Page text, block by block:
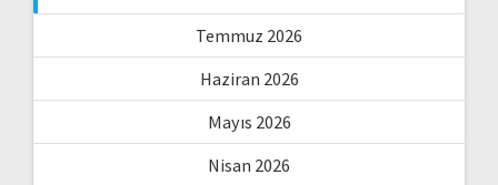
Temmuz 2026
Haziran 2026
Mayıs 2026
Nisan 2026